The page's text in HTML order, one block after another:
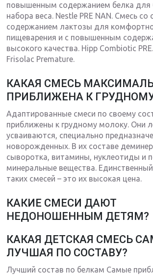
повышенным содержанием белка для
набора веса. Nestle PRE NAN. Смесь
содержанием лактозы для
пищеварения и с повышенным
высокого качества. Hipp Combiotic
Frisolac Premature.
КАКАЯ СМЕСЬ
ПРИБЛИЖЕНА К
Адаптированные смеси по своему
приближены к грудному молоку. Они
усваиваются, специально
новорожденных. В их составе
сыворотка, витамины, нуклеотиды и
минеральные вещества.
таких смесей – это их высокая цена.
КАКИЕ СМЕСИ ДАЮТ
НЕДОНОШЕННЫМ ДЕТЯМ?
КАКАЯ ДЕТСКАЯ СМЕСЬ
ЛУЧШАЯ ПО СОСТАВУ?
Лучший состав по белкам Самые